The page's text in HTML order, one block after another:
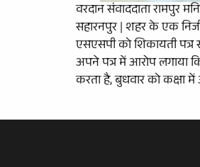
वरदान संवाददाता रामपुर
सहारनपुर | शहर के एक
एसएसपी को शिकायती पत्र
अपने पत्र में आरोप लगाया
करता है, बुधवार को कक्षा